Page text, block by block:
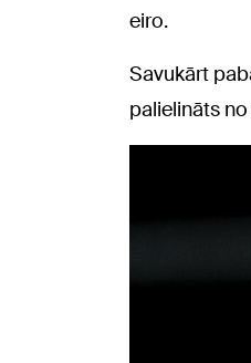
eiro.
Savukārt
palielināts